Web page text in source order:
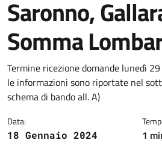
Saronno,
Somma
Dettagli della notizia
Termine ricezione domande lunedì
le informazioni sono riportate nel
schema di bando all. A)
Data:
18 Gennaio 2024
1